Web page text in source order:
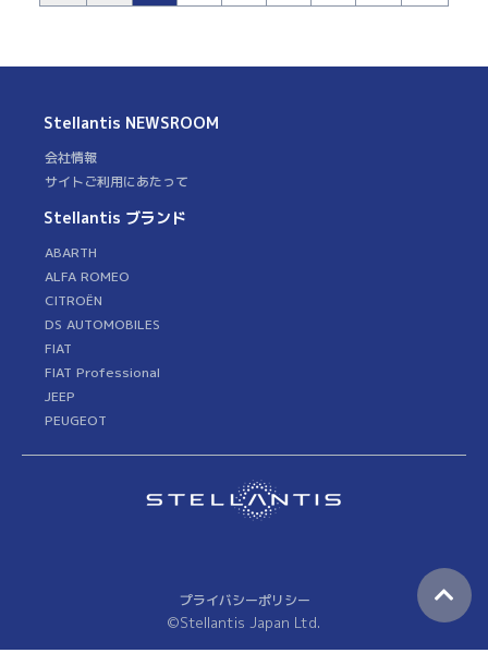
Stellantis NEWSROOM
会社情報
サイトご利用にあたって
Stellantis ブランド
ABARTH
ALFA ROMEO
CITROËN
DS AUTOMOBILES
FIAT
FIAT Professional
JEEP
PEUGEOT
©Stellantis Japan Ltd.
プライバシーポリシー